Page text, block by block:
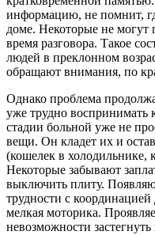
информацию, не помнит,
доме. Некоторые не могут
время разговора. Такое
людей в преклонном
обращают внимания, по
Однако проблема
уже трудно воспринимать
стадии больной уже не
вещи. Он кладет их и
(кошелек в холодильнике,
Некоторые забывают
выключить плиту.
трудности с
мелкая моторика.
невозможности